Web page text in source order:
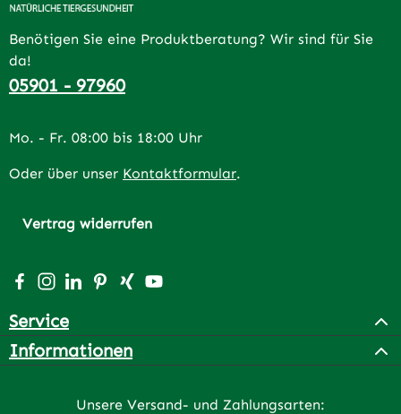
Benötigen Sie eine Produktberatung? Wir sind für Sie
da!
05901 - 97960
Mo. - Fr. 08:00 bis 18:00 Uhr
Oder über unser Kontaktformular.
Vertrag widerrufen
Besuche uns auf Facebook – öffnet in neuem Tab
Schau auf Instagram vorbei – öffnet in neuem Tab
Vernetze dich mit uns auf LinkedIn – öffnet in
Lass dich auf Pinterest inspirieren – öffnet
Vernetze dich mit uns auf Xing – öffnet
Sieh dir unsere Videos auf YouTube
Service
Informationen
Unsere Versand- und Zahlungsarten: